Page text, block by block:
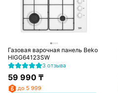
Газовая варочная панель Beko
HIGG64123SW
3 отзыва
59 990₸
до 5 999